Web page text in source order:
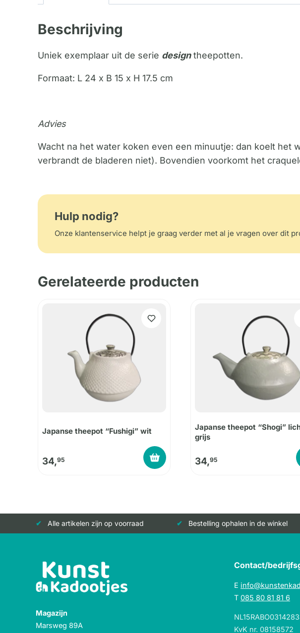
Beschrijving
Uniek exemplaar uit de serie designtheepotten.
Formaat: L 24 x B 15 x H 17.5 cm
Advies
Wacht na het water koken even een minuutje: dan koelt het
verbrandt de bladeren niet). Bovendien voorkomt het
Hulp nodig?
Onze klantenservice helpt je graag verder met al je vragen over dit
Gerelateerde producten
Japanse theepot “Fushigi” wit
34,95
Japanse theepot “Shogi”
grijs
34,95
Alle artikelen zijn op voorraad Bestelling ophalen in de winkel
Magazijn
Marsweg 89A
Contact/
E
T 085 80 81 81 6
KvK nr. 08158572